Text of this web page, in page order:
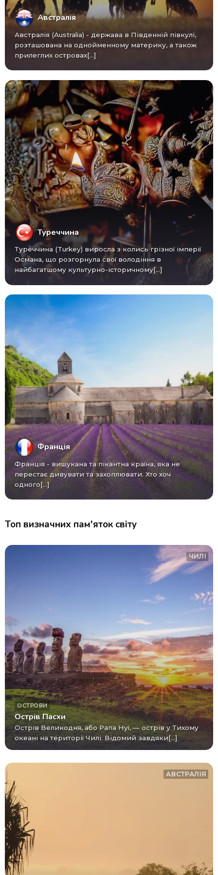
Австралія
Австралія (Australia) - ​​держава в Південній півкулі,
розташована на однойменному материку, а також
прилеглих островах[...]
Туреччина
Туреччина (Turkey) виросла з колись грізної імперії
Османа, що розгорнула свої володіння в
найбагатшому культурно-історичному[...]
Франція
Франція - вишукана та пікантна країна, яка не
перестає дивувати та захоплювати. Хто хоч
одного[...]
Топ визначних пам'яток світу
ЧИЛІ
ОСТРОВИ
Острів Пасхи
Острів Великодня, або Рапа Нуї, — острів у Тихому
океані на території Чилі. Відомий завдяки[...]
АВСТРАЛІЯ